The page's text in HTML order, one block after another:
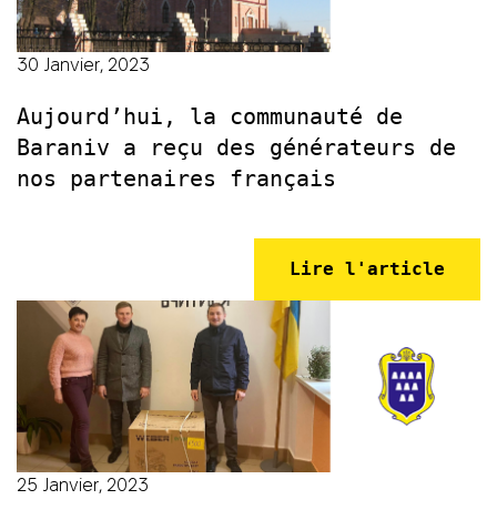
30 Janvier, 2023
Aujourd’hui, la communauté de
Baraniv a reçu des générateurs de
nos partenaires français
Lire l'article
25 Janvier, 2023